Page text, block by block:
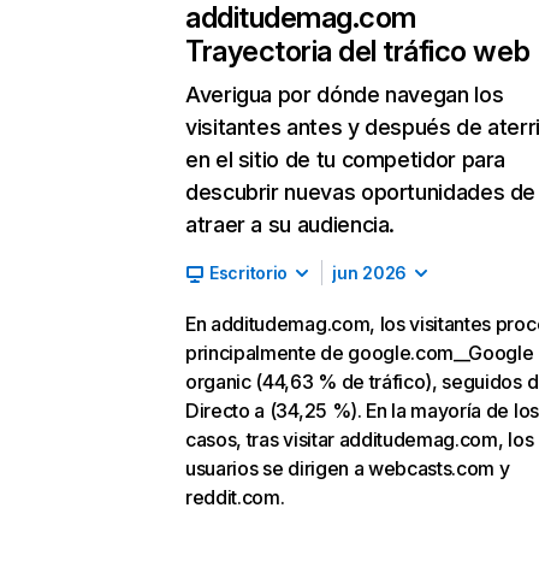
additudemag.com
Trayectoria del tráfico web
Averigua por dónde navegan los
visitantes antes y después de
en el sitio de tu competidor para
descubrir nuevas oportunidades de
atraer a su audiencia.
Escritorio jun 2026
En additudemag.com, los visitantes
principalmente de google.com__Google
organic (44,63 % de tráfico), seguidos
Directo a (34,25 %). En la mayoría de los
casos, tras visitar additudemag.com, los
usuarios se dirigen a webcasts.com y
reddit.com.